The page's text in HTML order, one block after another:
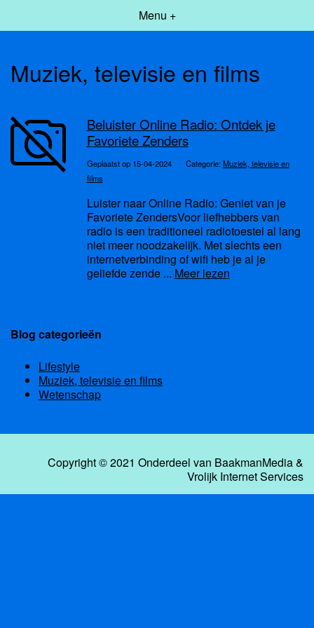
Menu +
Muziek, televisie en films
Beluister Online Radio: Ontdek je
Favoriete Zenders
Geplaatst op 15-04-2024 Categorie:Muziek, televisie en
films
Luister naar Online Radio: Geniet van je
Favoriete ZendersVoor liefhebbers van
radio is een traditioneel radiotoestel al lang
niet meer noodzakelijk. Met slechts een
internetverbinding of wifi heb je al je
geliefde zende ... Meer lezen
Blog categorieën
Lifestyle
Muziek, televisie en films
Wetenschap
Copyright © 2021 Onderdeel van BaakmanMedia&
Vrolijk Internet Services